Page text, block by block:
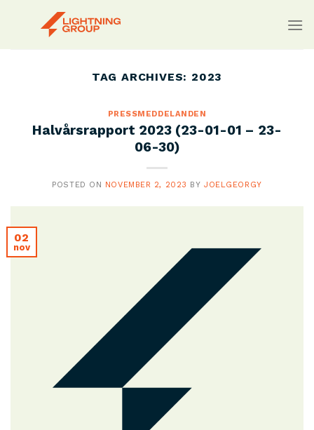
TAG ARCHIVES: 2023
PRESSMEDDELANDEN
Halvårsrapport 2023 (23-01-01 – 23-
06-30)
POSTED ON NOVEMBER 2, 2023 BYJOELGEORGY
02
nov